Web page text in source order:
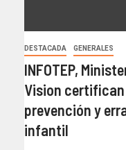
DESTACADA GENERALES
INFOTEP,
Vision
prevención y
infantil